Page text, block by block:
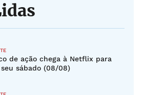
de ação chega à Netflix para
sábado (08/08)